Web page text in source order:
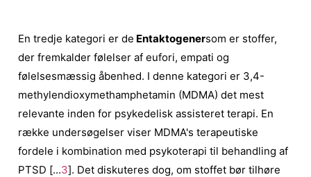
En tredje kategori er de Entaktogenersom er stoffer,
der fremkalder følelser af eufori, empati og
følelsesmæssig åbenhed. I denne kategori er 3,4-
methylendioxymethamphetamin (MDMA) det mest
relevante inden for psykedelisk assisteret terapi. En
række undersøgelser viser MDMA's terapeutiske
fordele i kombination med psykoterapi til behandling af
PTSD [...3]. Det diskuteres dog, om stoffet bør tilhøre